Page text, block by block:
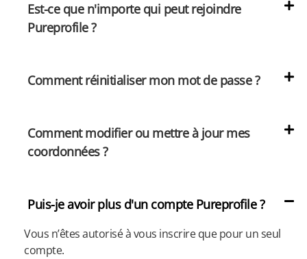
Est-ce que n'importe qui peut rejoindre
Pureprofile ?
Comment réinitialiser mon mot de passe ?
Comment modifier ou mettre à jour mes
coordonnées ?
Puis-je avoir plus d'un compte Pureprofile ?
Vous n’êtes autorisé à vous inscrire que pour un seul
compte.